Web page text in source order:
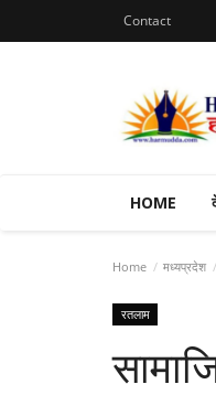
Contact
HOME
Home मध्यप्रदेश
रतलाम